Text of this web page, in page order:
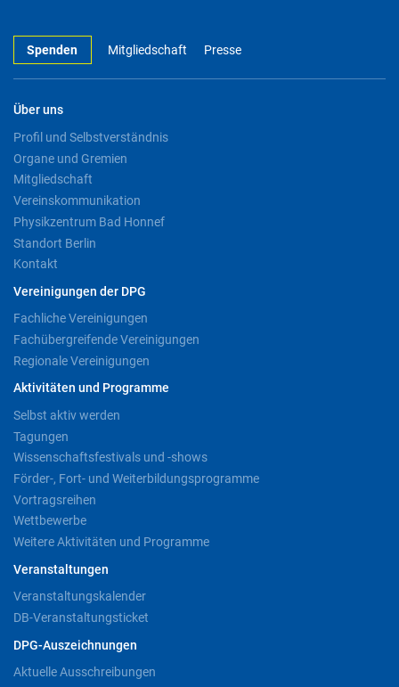
Spenden Mitgliedschaft Presse
Über uns
Profil und Selbstverständnis
Organe und Gremien
Mitgliedschaft
Vereinskommunikation
Physikzentrum Bad Honnef
Standort Berlin
Kontakt
Vereinigungen der DPG
Fachliche Vereinigungen
Fachübergreifende Vereinigungen
Regionale Vereinigungen
Aktivitäten und Programme
Selbst aktiv werden
Tagungen
Wissenschaftsfestivals und -shows
Förder-, Fort- und Weiterbildungsprogramme
Vortragsreihen
Wettbewerbe
Weitere Aktivitäten und Programme
Veranstaltungen
Veranstaltungskalender
DB-Veranstaltungsticket
DPG-Auszeichnungen
Aktuelle Ausschreibungen